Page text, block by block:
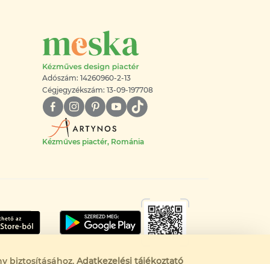
Adószám: 14260960-2-13
Cégjegyzékszám: 13-09-197708
Kézműves piactér, Románia
biztosításához. Adatkezelési tájékoztató